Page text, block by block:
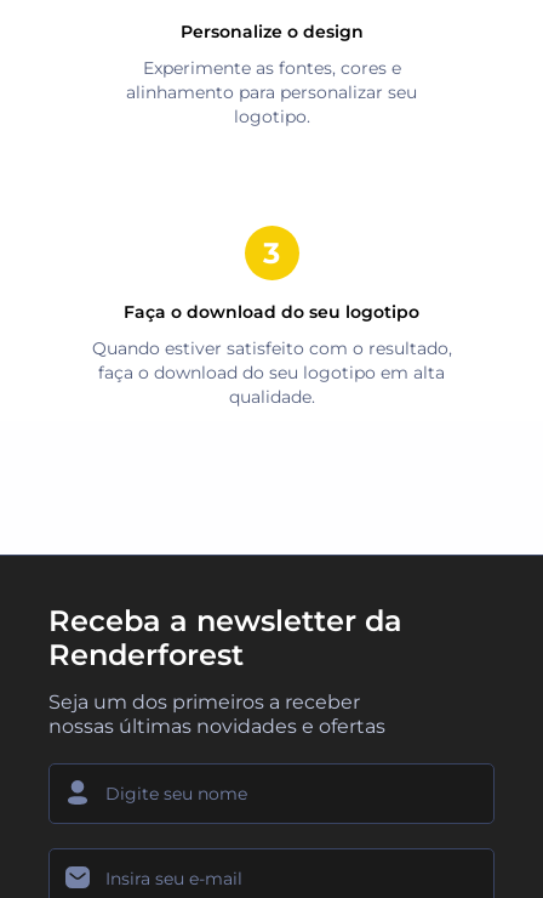
Personalize o design
Experimente as fontes, cores e
alinhamento para personalizar seu
logotipo.
Faça o download do seu logotipo
Quando estiver satisfeito com o resultado,
faça o download do seu logotipo em alta
qualidade.
Receba a newsletter da
Renderforest
Seja um dos primeiros a receber
nossas últimas novidades e ofertas